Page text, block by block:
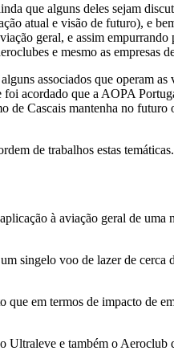
que alguns deles sejam
atual e visão de futuro), e
geral, e assim
e mesmo as empresas
associados que operam
foi acordado que a AOPA
Cascais mantenha no
de trabalhos estas temáticas.
à aviação geral de uma
singelo voo de lazer de cerca
em termos de impacto de
e também o